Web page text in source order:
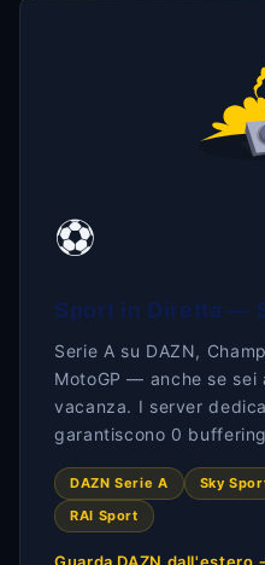
⚽
Sport in Diretta —
Serie A su DAZN,
MotoGP — anche se
vacanza. I server
garantiscono 0
DAZN Serie A Sky
RAI Sport
Guarda DAZN dall'estero